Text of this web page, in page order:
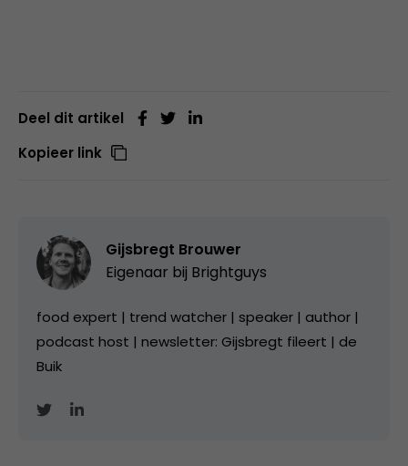
Deel dit artikel
Kopieer link
Gijsbregt Brouwer
Eigenaar bij Brightguys
food expert | trend watcher | speaker | author |
podcast host | newsletter: Gijsbregt fileert | de
Buik